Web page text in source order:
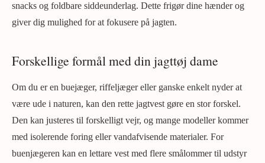
snacks og foldbare siddeunderlag. Dette frigør dine hænder og
giver dig mulighed for at fokusere på jagten.
Forskellige formål med din jagttøj dame
Om du er en buejæger, riffeljæger eller ganske enkelt nyder at
være ude i naturen, kan den rette jagtvest gøre en stor forskel.
Den kan justeres til forskelligt vejr, og mange modeller kommer
med isolerende foring eller vandafvisende materialer. For
buenjægeren kan en lettare vest med flere smålommer til udstyr